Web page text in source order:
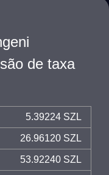
de taxa
5.39224 SZL
26.96120 SZL
53.92240 SZL